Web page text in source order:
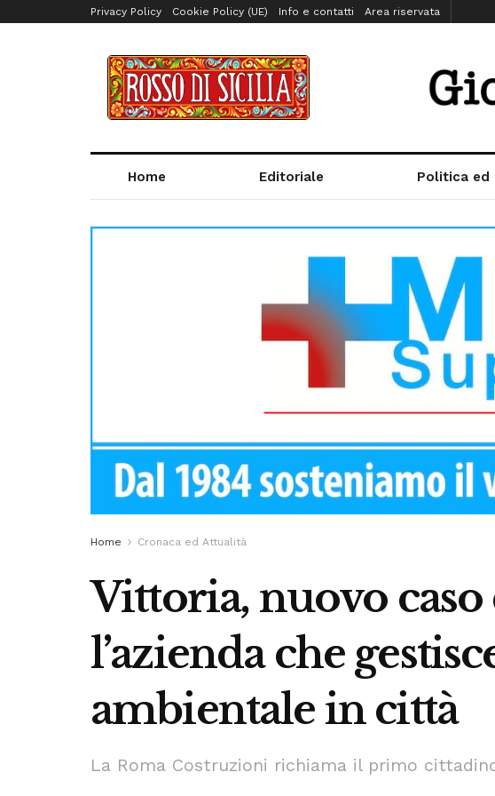
Privacy Policy Cookie Policy (UE) Info e contatti Area riservata
Home Editoriale Politica ed
Home Cronaca ed Attualità
Vittoria, nuovo
l’azienda che
ambientale in città
La Roma Costruzioni richiama il primo